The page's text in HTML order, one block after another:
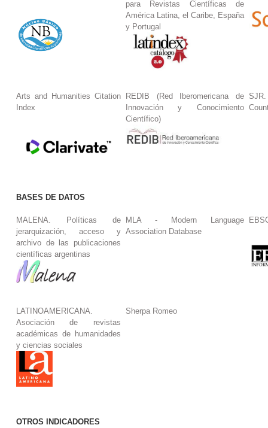
para Revistas Científicas de
América Latina, el Caribe, España
y Portugal
Arts and Humanities Citation
Index
REDIB (Red Iberomericana de
Innovación y Conocimiento
Científico)
BASES DE DATOS
MALENA. Políticas de
jerarquización, acceso y
archivo de las publicaciones
científicas argentinas
MLA - Modern Language
Association Database
LATINOAMERICANA.
Asociación de revistas
académicas de humanidades
y ciencias sociales
Sherpa Romeo
OTROS INDICADORES